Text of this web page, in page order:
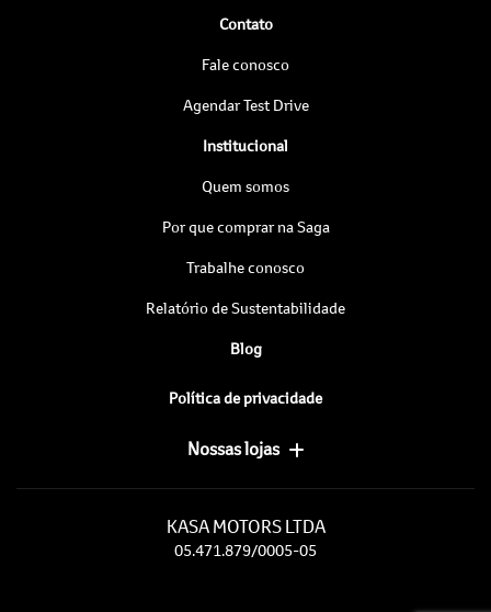
Contato
Fale conosco
Agendar Test Drive
Institucional
Quem somos
Por que comprar na Saga
Trabalhe conosco
Relatório de Sustentabilidade
Blog
Política de privacidade
Nossas lojas
KASA MOTORS LTDA
05.471.879/0005-05